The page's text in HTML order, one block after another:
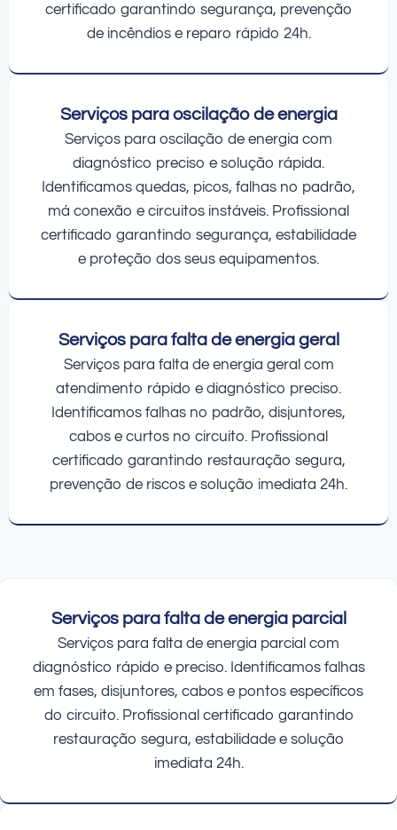
certificado garantindo segurança, prevenção
de incêndios e reparo rápido 24h.
Serviços para oscilação de energia
Serviços para oscilação de energia com
diagnóstico preciso e solução rápida.
Identificamos quedas, picos, falhas no padrão,
má conexão e circuitos instáveis. Profissional
certificado garantindo segurança, estabilidade
e proteção dos seus equipamentos.
Serviços para falta de energia geral
Serviços para falta de energia geral com
atendimento rápido e diagnóstico preciso.
Identificamos falhas no padrão, disjuntores,
cabos e curtos no circuito. Profissional
certificado garantindo restauração segura,
prevenção de riscos e solução imediata 24h.
Serviços para falta de energia parcial
Serviços para falta de energia parcial com
diagnóstico rápido e preciso. Identificamos falhas
em fases, disjuntores, cabos e pontos específicos
do circuito. Profissional certificado garantindo
restauração segura, estabilidade e solução
imediata 24h.